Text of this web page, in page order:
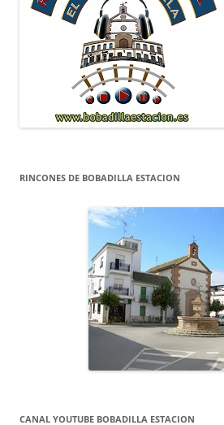
RINCONES DE BOBADILLA ESTACION
CANAL YOUTUBE BOBADILLA ESTACION